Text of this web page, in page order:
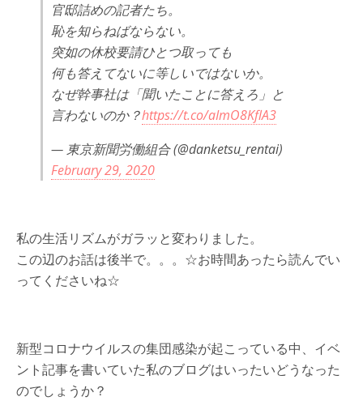
官邸詰めの記者たち。
恥を知らねばならない。
突如の休校要請ひとつ取っても
何も答えてないに等しいではないか。
なぜ幹事社は「聞いたことに答えろ」と
言わないのか？https://t.co/aImO8KflA3
— 東京新聞労働組合 (@danketsu_rentai)
February 29, 2020
私の生活リズムがガラッと変わりました。
この辺のお話は後半で。。。☆お時間あったら読んでい
ってくださいね☆
新型コロナウイルスの集団感染が起こっている中、イベ
ント記事を書いていた私のブログはいったいどうなった
のでしょうか？